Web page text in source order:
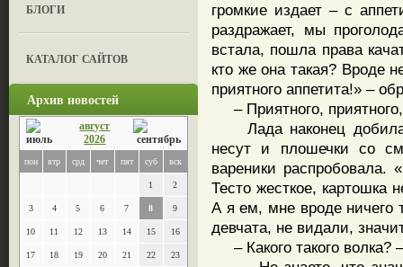
БЛОГИ
КАТАЛОГ САЙТОВ
Архив новостей
август
2026
пон втр срд чет пят суб вск
1 2
3 4 5 6 7 8 9
10 11 12 13 14 15 16
17 18 19 20 21 22 23
громкие издает – с
раздражает, мы
встала, пошла права
кто же она такая? Вроде
приятного аппетита!» –
– Приятного,
Лада наконец
несут и плошечки со
вареники распробовала.
Тесто жесткое, картошка
А я ем, мне вроде ничего
девчата, не видали,
– Какого такого волка?